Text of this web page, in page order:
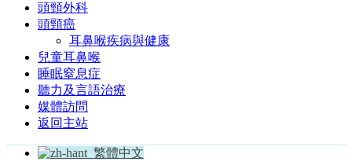
頭頸外科
頭頸癌
耳鼻喉疾病與健康
兒童耳鼻喉
睡眠窒息症
聽力及言語治療
媒體訪問
返回主站
繁體中文